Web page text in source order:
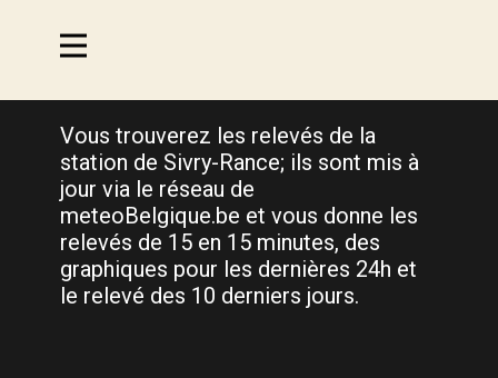
Vous trouverez les relevés de la
station de Sivry-Rance; ils sont mis à
jour via le réseau de
meteoBelgique.be et vous donne les
relevés de 15 en 15 minutes, des
graphiques pour les dernières 24h et
le relevé des 10 derniers jours.